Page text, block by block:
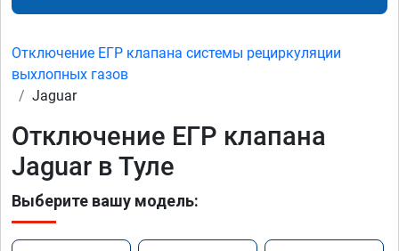
Отключение ЕГР клапана системы рециркуляции
выхлопных газов
Jaguar
Отключение ЕГР клапана
Jaguar в Туле
Выберите вашу модель: